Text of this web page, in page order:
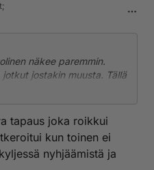
näkee paremmin.
jostakin muusta. Tällä
tulisi olla erityisen
suoraan. Vähän sama
auton takapenkille,
tapaus joka roikkui
kun toinen ei
nyhjäämistä ja